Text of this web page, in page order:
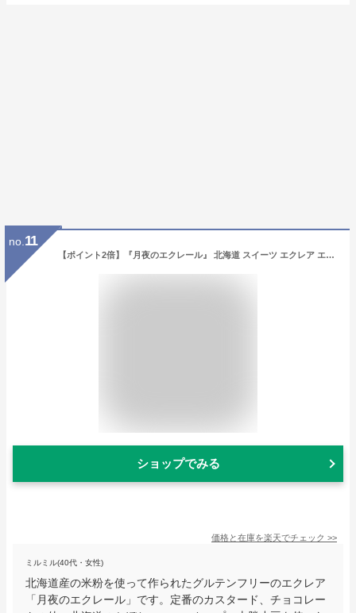
no. 11
【ポイント2倍】『月夜のエクレール』 北海道 スイーツ エクレア エクレール 送料無料 内祝い 出産内祝い 入学内祝い 新築内祝い 快気祝い 北海道ギフト
ショップでみる
価格と在庫を楽天でチェック >>
ミルミル(40代・女性)
北海道産の米粉を使って作られたグルテンフリーのエクレア
「月夜のエクレール」です。定番のカスタード、チョコレー